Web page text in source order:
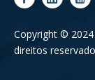
Copyright © 2024
direitos